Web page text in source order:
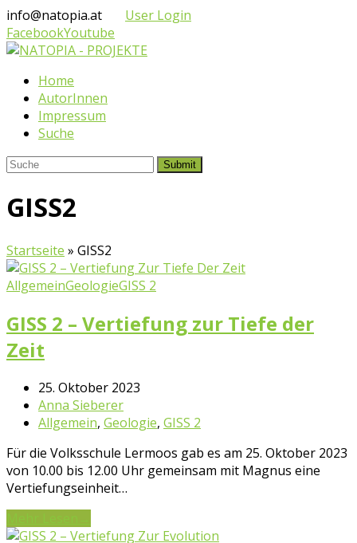
info@natopia.at
User Login
FacebookYoutube
Home
AutorInnen
Impressum
Suche
Submit
GISS2
Startseite » GISS2
AllgemeinGeologieGISS 2
GISS 2 – Vertiefung zur Tiefe der
Zeit
25. Oktober 2023
Anna Sieberer
Allgemein, Geologie, GISS 2
Für die Volksschule Lermoos gab es am 25. Oktober 2023
von 10.00 bis 12.00 Uhr gemeinsam mit Magnus eine
Vertiefungseinheit…